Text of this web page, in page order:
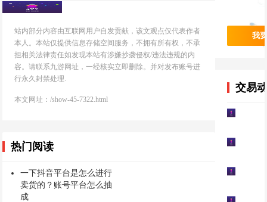
站内部分内容由互联网用户自发贡献，该文观点仅代表作者
本人。本站仅提供信息存储空间服务，不拥有所有权，不承
担相关法律责任如发现本站有涉嫌抄袭侵权/违法违规的内
容。请联系九游网址，一经核实立即删除。并对发布账号进
行永久封禁处理.
本文网址：/show-45-7322.html
热门阅读
一下抖音平台是怎么进行
卖货的？账号平台怎么抽
成
我
交易